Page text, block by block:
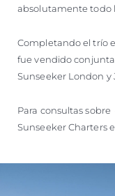
absolutamente todo
Completando el trío
fue vendido
Sunseeker London y
Para consultas
Sunseeker Charters